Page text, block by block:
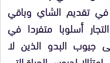
تقديم الشاي وباقي
أسلوبا متفردا في
جيوب البدو الذين لا